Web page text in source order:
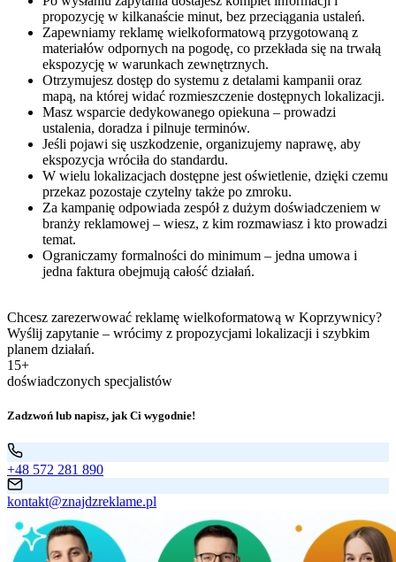
propozycję w kilkanaście minut, bez przeciągania ustaleń.
Zapewniamy reklamę wielkoformatową przygotowaną z
materiałów odpornych na pogodę, co przekłada się na trwałą
ekspozycję w warunkach zewnętrznych.
Otrzymujesz dostęp do systemu z detalami kampanii oraz
mapą, na której widać rozmieszczenie dostępnych lokalizacji.
Masz wsparcie dedykowanego opiekuna – prowadzi
ustalenia, doradza i pilnuje terminów.
Jeśli pojawi się uszkodzenie, organizujemy naprawę, aby
ekspozycja wróciła do standardu.
W wielu lokalizacjach dostępne jest oświetlenie, dzięki czemu
przekaz pozostaje czytelny także po zmroku.
Za kampanię odpowiada zespół z dużym doświadczeniem w
branży reklamowej – wiesz, z kim rozmawiasz i kto prowadzi
temat.
Ograniczamy formalności do minimum – jedna umowa i
jedna faktura obejmują całość działań.
Chcesz zarezerwować reklamę wielkoformatową w Koprzywnicy?
Wyślij zapytanie – wrócimy z propozycjami lokalizacji i szybkim
planem działań.
15+
doświadczonych specjalistów
Zadzwoń lub napisz, jak Ci wygodnie!
+48 572 281 890
kontakt@znajdzreklame.pl